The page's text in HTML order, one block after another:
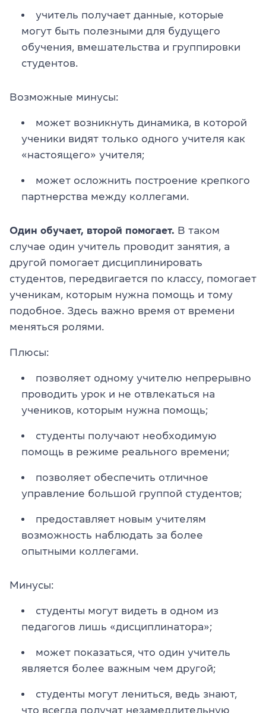
учитель получает данные, которые
могут быть полезными для будущего
обучения, вмешательства и группировки
студентов.
Возможные минусы:
может возникнуть динамика, в которой
ученики видят только одного учителя как
«настоящего» учителя;
может осложнить построение крепкого
партнерства между коллегами.
Один обучает, второй помогает. В таком
случае один учитель проводит занятия, а
другой помогает дисциплинировать
студентов, передвигается по классу, помогает
ученикам, которым нужна помощь и тому
подобное. Здесь важно время от времени
меняться ролями.
Плюсы:
позволяет одному учителю непрерывно
проводить урок и не отвлекаться на
учеников, которым нужна помощь;
студенты получают необходимую
помощь в режиме реального времени;
позволяет обеспечить отличное
управление большой группой студентов;
предоставляет новым учителям
возможность наблюдать за более
опытными коллегами.
Минусы:
студенты могут видеть в одном из
педагогов лишь «дисциплинатора»;
может показаться, что один учитель
является более важным чем другой;
студенты могут лениться, ведь знают,
что всегда получат незамедлительную